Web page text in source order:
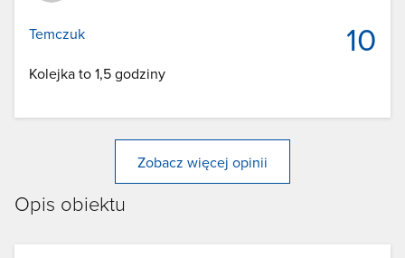
10
Temczuk
Kolejka to 1,5 godziny
Zobacz więcej opinii
Opis obiektu